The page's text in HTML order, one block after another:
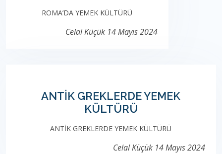
ROMA’DA YEMEK KÜLTÜRÜ
Celal Küçük 14 Mayıs 2024
ANTİK GREKLERDE YEMEK
KÜLTÜRÜ
ANTİK GREKLERDE YEMEK KÜLTÜRÜ
Celal Küçük 14 Mayıs 2024